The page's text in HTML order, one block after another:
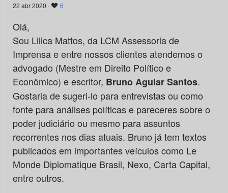
22 abr 2020 · 6
Olá,
Sou Lilica Mattos, da LCM Assessoria de
Imprensa e entre nossos clientes atendemos o
advogado (Mestre em Direito Político e
Econômico) e escritor, Bruno Aguiar Santos.
Gostaria de sugeri-lo para entrevistas ou como
fonte para análises políticas e pareceres sobre o
poder judiciário ou mesmo para assuntos
recorrentes nos dias atuais. Bruno já tem textos
publicados em importantes veículos como Le
Monde Diplomatique Brasil, Nexo, Carta Capital,
entre outros.